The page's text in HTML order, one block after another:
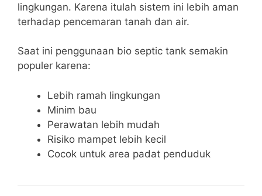
lingkungan. Karena itulah sistem ini lebih aman
terhadap pencemaran tanah dan air.
Saat ini penggunaan bio septic tank semakin
populer karena:
Lebih ramah lingkungan
Minim bau
Perawatan lebih mudah
Risiko mampet lebih kecil
Cocok untuk area padat penduduk